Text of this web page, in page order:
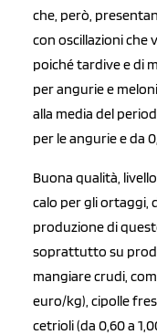
che, però,
con oscillazioni che
poiché tardive e di
per angurie e
alla media del
per le angurie e da
Buona qualità,
calo per gli ortaggi,
produzione di
soprattutto su
mangiare crudi,
euro/kg), cipolle
cetrioli (da 0,60 a